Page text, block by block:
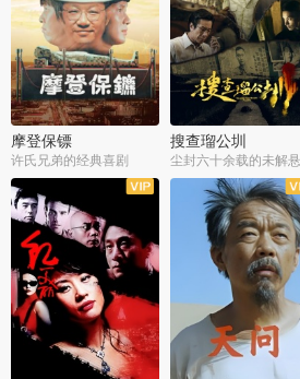
摩登保镖
许氏兄弟的经典喜剧
搜查瑠公圳
尘封六十余载的未解